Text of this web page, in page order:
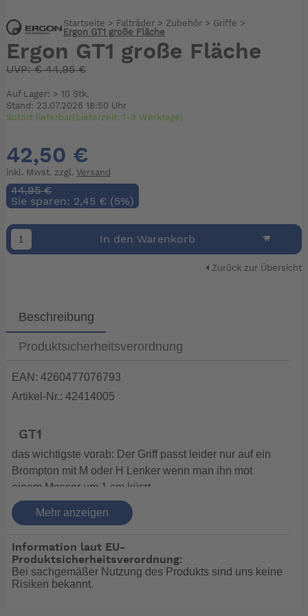
Startseite > Falträder > Zubehör > Griffe >
Ergon GT1 große Fläche
Ergon GT1 große Fläche
UVP:€44,95 €
Auf Lager: > 10 Stk.
Stand: 23.07.2026 18:50 Uhr
Sofort lieferbar(Lieferzeit: 1-3 Werktage)
42,50 €
inkl. Mwst. zzgl. Versand
44,95 €
Sie sparen: 2,45 € (5%)
In den Warenkorb
Zurück zur Übersicht
Beschreibung
Produktsicherheitsverordnung
EAN: 4260477076793
Artikel-Nr.: 42414005
GT1
das wichtigste vorab: Der Griff passt leider nur auf ein
Brompton mit M oder H Lenker wenn man ihn mot
einem Messer um 1 cm kürzt.
Das sagt der Hersteller:
Der ergonomische Multipositionsgriff für dynamisches
Greifen
Multipositions-Komfortgriff mit 4 intuitiven
Mehr anzeigen
Information laut EU-
Produktsicherheitsverordnung:
Bei sachgemäßer Nutzung des Produkts sind uns keine
Risiken bekannt.